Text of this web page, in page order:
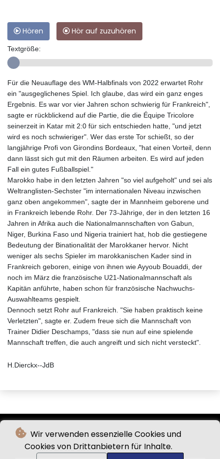
Wir verwenden essenzielle Cookies und
Cookies von Drittanbietern für Inhalte.
Hören Hör auf zuzuhören
Textgröße:
Für die Neuauflage des WM-Halbfinals von 2022 erwartet Rohr
ein "ausgeglichenes Spiel. Ich glaube, das wird ein ganz enges
Ergebnis. Es war vor vier Jahren schon schwierig für Frankreich",
sagte er rückblickend auf die Partie, die die Équipe Tricolore
seinerzeit in Katar mit 2:0 für sich entschieden hatte, "und jetzt
wird es noch schwieriger". Wer das erste Tor schießt, so der
langjährige Profi von Girondins Bordeaux, "hat einen Vorteil, denn
dann lässt sich gut mit den Räumen arbeiten. Es wird auf jeden
Fall ein gutes Fußballspiel."
Marokko habe in den letzten Jahren "so viel aufgeholt" und sei als
Weltranglisten-Sechster "im internationalen Niveau inzwischen
ganz oben angekommen", sagte der in Mannheim geborene und
in Frankreich lebende Rohr. Der 73-Jährige, der in den letzten 16
Jahren in Afrika auch die Nationalmannschaften von Gabun,
Niger, Burkina Faso und Nigeria trainiert hat, hob die gestiegene
Bedeutung der Binationalität der Marokkaner hervor. Nicht
weniger als sechs Spieler im marokkanischen Kader sind in
Frankreich geboren, einige von ihnen wie Ayyoub Bouaddi, der
noch im März die französische U21-Nationalmannschaft als
Kapitän anführte, haben schon für französische Nachwuchs-
Auswahlteams gespielt.
Dennoch setzt Rohr auf Frankreich. "Sie haben praktisch keine
Verletzten", sagte er. Zudem freue sich die Mannschaft von
Trainer Didier Deschamps, "dass sie nun auf eine spielende
Mannschaft treffen, die auch angreift und sich nicht versteckt".
H.Dierckx--JdB